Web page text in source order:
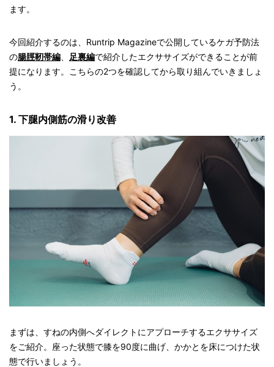
ます。
今回紹介するのは、Runtrip Magazineで公開しているケガ予防法
の腸脛靭帯編 足裏編で紹介したエクササイズができることが前
提になります。こちらの2つを確認してから取り組んでいきましょ
う。
1. 下腿内側筋の滑り改善
まずは、すねの内側へダイレクトにアプローチするエクササイズ
をご紹介。座った状態で膝を90度に曲げ、かかとを床につけた状
態で行いましょう。